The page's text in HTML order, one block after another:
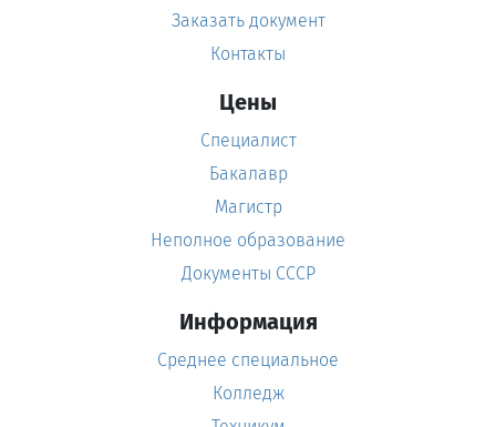
Заказать документ
Контакты
Цены
Специалист
Бакалавр
Магистр
Неполное образование
Документы СССР
Информация
Среднее специальное
Колледж